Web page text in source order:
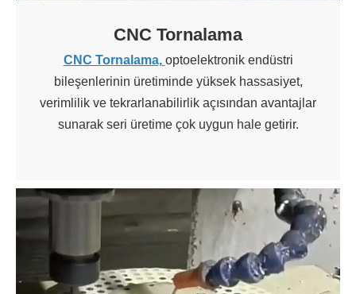
CNC Tornalama
CNC Tornalama, optoelektronik endüstri
bileşenlerinin üretiminde yüksek hassasiyet,
verimlilik ve tekrarlanabilirlik açısından avantajlar
sunarak seri üretime çok uygun hale getirir.